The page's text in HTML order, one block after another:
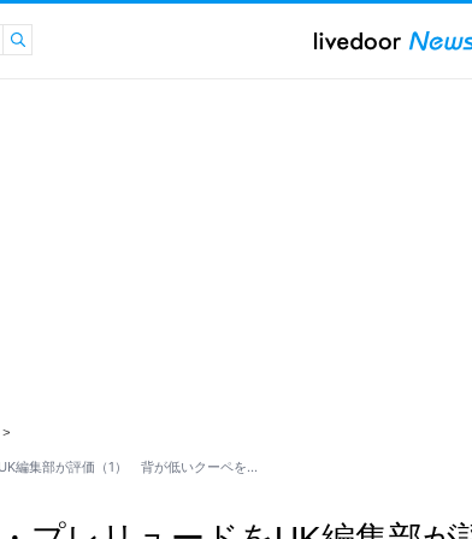
>
編集部が評価（1） 背が低いクーペを…